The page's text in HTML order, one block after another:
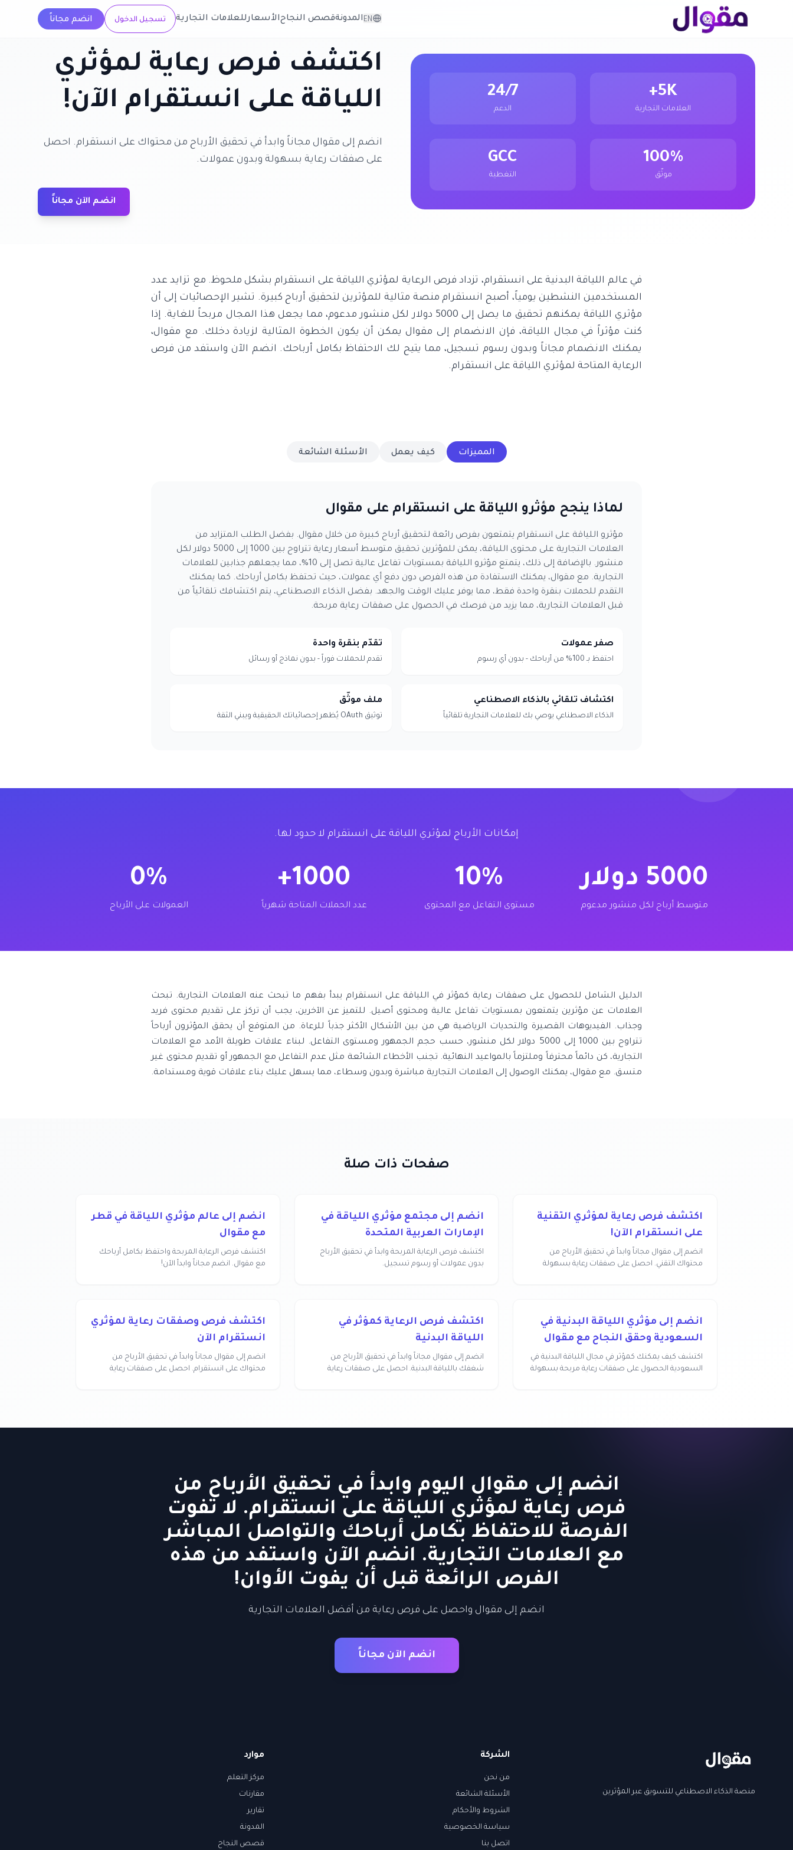
EN المدونةقصص النجاحالأسعارللعلامات التجارية تسجيل الدخول انضم مجاناً
اكتشف فرص رعاية لمؤثري
اللياقة على انستقرام الآن!
انضم إلى مقوال مجاناً وابدأ في تحقيق الأرباح من محتواك على انستقرام. احصل
على صفقات رعاية بسهولة وبدون عمولات.
انضم الآن مجاناً
5K+
العلامات التجارية
24/7
الدعم
100%
موثّق
GCC
التغطية
في عالم اللياقة البدنية على انستقرام، تزداد فرص الرعاية لمؤثري اللياقة على انستقرام بشكل ملحوظ. مع تزايد عدد
المستخدمين النشطين يومياً، أصبح انستقرام منصة مثالية للمؤثرين لتحقيق أرباح كبيرة. تشير الإحصائيات إلى أن
مؤثري اللياقة يمكنهم تحقيق ما يصل إلى 5000 دولار لكل منشور مدعوم، مما يجعل هذا المجال مربحاً للغاية. إذا
كنت مؤثراً في مجال اللياقة، فإن الانضمام إلى مقوال يمكن أن يكون الخطوة المثالية لزيادة دخلك. مع مقوال،
يمكنك الانضمام مجاناً وبدون رسوم تسجيل، مما يتيح لك الاحتفاظ بكامل أرباحك. انضم الآن واستفد من فرص
الرعاية المتاحة لمؤثري اللياقة على انستقرام.
المميزات كيف يعمل الأسئلة الشائعة
لماذا ينجح مؤثرو اللياقة على انستقرام على مقوال
مؤثرو اللياقة على انستقرام يتمتعون بفرص رائعة لتحقيق أرباح كبيرة من خلال مقوال. بفضل الطلب المتزايد من
العلامات التجارية على محتوى اللياقة، يمكن للمؤثرين تحقيق متوسط أسعار رعاية تتراوح بين 1000 إلى 5000 دولار لكل
منشور. بالإضافة إلى ذلك، يتمتع مؤثرو اللياقة بمستويات تفاعل عالية تصل إلى 10%، مما يجعلهم جذابين للعلامات
التجارية. مع مقوال، يمكنك الاستفادة من هذه الفرص دون دفع أي عمولات، حيث تحتفظ بكامل أرباحك. كما يمكنك
التقدم للحملات بنقرة واحدة فقط، مما يوفر عليك الوقت والجهد. بفضل الذكاء الاصطناعي، يتم اكتشافك تلقائياً من
قبل العلامات التجارية، مما يزيد من فرصك في الحصول على صفقات رعاية مربحة.
صفر عمولات
احتفظ بـ 100% من أرباحك - بدون أي رسوم
تقدّم بنقرة واحدة
تقدم للحملات فوراً - بدون نماذج أو رسائل
اكتشاف تلقائي بالذكاء الاصطناعي
الذكاء الاصطناعي يوصي بك للعلامات التجارية تلقائياً
ملف موثّق
توثيق OAuth يُظهر إحصائياتك الحقيقية ويبني الثقة
إمكانات الأرباح لمؤثري اللياقة على انستقرام لا حدود لها.
5000 دولار
متوسط أرباح لكل منشور مدعوم
10%
مستوى التفاعل مع المحتوى
1000+
عدد الحملات المتاحة شهرياً
0%
العمولات على الأرباح
الدليل الشامل للحصول على صفقات رعاية كمؤثر في اللياقة على انستقرام يبدأ بفهم ما تبحث عنه العلامات التجارية. تبحث
العلامات عن مؤثرين يتمتعون بمستويات تفاعل عالية ومحتوى أصيل. للتميز عن الآخرين، يجب أن تركز على تقديم محتوى فريد
وجذاب. الفيديوهات القصيرة والتحديات الرياضية هي من بين الأشكال الأكثر جذباً للرعاة. من المتوقع أن يحقق المؤثرون أرباحاً
تتراوح بين 1000 إلى 5000 دولار لكل منشور، حسب حجم الجمهور ومستوى التفاعل. لبناء علاقات طويلة الأمد مع العلامات
التجارية، كن دائماً محترفاً وملتزماً بالمواعيد النهائية. تجنب الأخطاء الشائعة مثل عدم التفاعل مع الجمهور أو تقديم محتوى غير
متسق. مع مقوال، يمكنك الوصول إلى العلامات التجارية مباشرة وبدون وسطاء، مما يسهل عليك بناء علاقات قوية ومستدامة.
صفحات ذات صلة
اكتشف فرص رعاية لمؤثري التقنية
على انستقرام الآن!
انضم إلى مقوال مجاناً وابدأ في تحقيق الأرباح من
محتواك التقني. احصل على صفقات رعاية بسهولة
انضم إلى مجتمع مؤثري اللياقة في
الإمارات العربية المتحدة
اكتشف فرص الرعاية المربحة وابدأ في تحقيق الأرباح
بدون عمولات أو رسوم تسجيل.
انضم إلى عالم مؤثري اللياقة في قطر
مع مقوال
اكتشف فرص الرعاية المربحة واحتفظ بكامل أرباحك
مع مقوال. انضم مجاناً وابدأ الآن!
انضم إلى مؤثري اللياقة البدنية في
السعودية وحقق النجاح مع مقوال
اكتشف كيف يمكنك كمؤثر في مجال اللياقة البدنية في
السعودية الحصول على صفقات رعاية مربحة بسهولة
اكتشف فرص الرعاية كمؤثر في
اللياقة البدنية
انضم إلى مقوال مجاناً وابدأ في تحقيق الأرباح من
شغفك باللياقة البدنية. احصل على صفقات رعاية
اكتشف فرص وصفقات رعاية لمؤثري
انستقرام الآن
انضم إلى مقوال مجاناً وابدأ في تحقيق الأرباح من
محتواك على انستقرام. احصل على صفقات رعاية
انضم إلى مقوال اليوم وابدأ في تحقيق الأرباح من
فرص رعاية لمؤثري اللياقة على انستقرام. لا تفوت
الفرصة للاحتفاظ بكامل أرباحك والتواصل المباشر
مع العلامات التجارية. انضم الآن واستفد من هذه
الفرص الرائعة قبل أن يفوت الأوان!
انضم إلى مقوال واحصل على فرص رعاية من أفضل العلامات التجارية
انضم الآن مجاناً
منصة الذكاء الاصطناعي للتسويق عبر المؤثرين
الشركة
من نحن
الأسئلة الشائعة
الشروط والأحكام
سياسة الخصوصية
اتصل بنا
موارد
مركز التعلم
مقارنات
تقارير
المدونة
قصص النجاح